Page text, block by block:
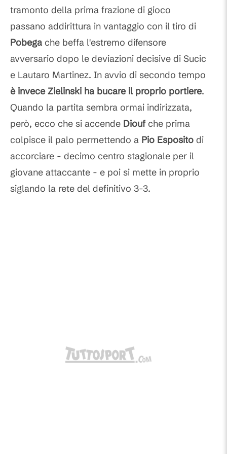
tramonto della prima frazione di gioco
passano addirittura in vantaggio con il tiro di
Pobega che beffa l'estremo difensore
avversario dopo le deviazioni decisive di Sucic
e Lautaro Martinez. In avvio di secondo tempo
è invece Zielinski ha bucare il proprio portiere.
Quando la partita sembra ormai indirizzata,
però, ecco che si accende Dioufche prima
colpisce il palo permettendo a Pio Esposito di
accorciare - decimo centro stagionale per il
giovane attaccante - e poi si mette in proprio
siglando la rete del definitivo 3-3.